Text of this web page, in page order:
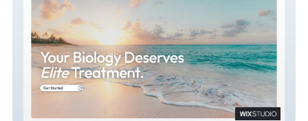
BioElite Health